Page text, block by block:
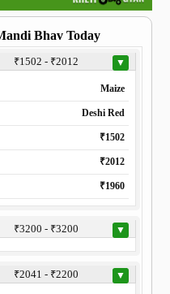
Bhav Today
₹1502 - ₹2012 ▼
Maize
Deshi Red
₹1502
₹2012
₹1960
₹3200 - ₹3200 ▼
₹2041 - ₹2200 ▼